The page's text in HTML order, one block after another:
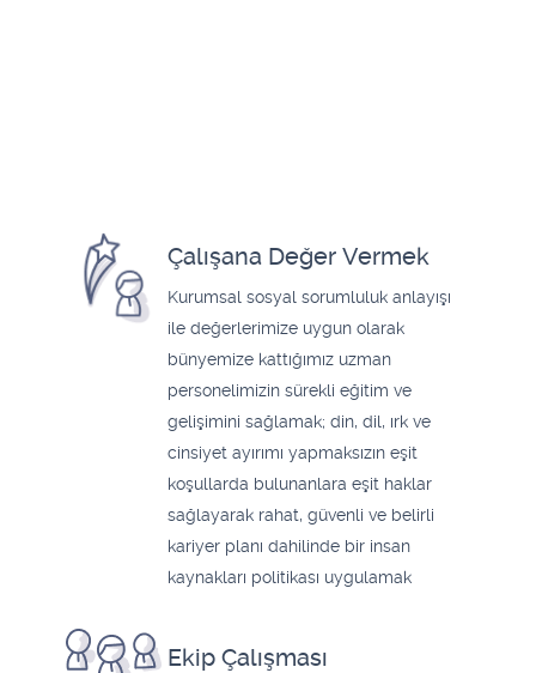
Çalışana Değer Vermek
Kurumsal sosyal sorumluluk anlayışı
ile değerlerimize uygun olarak
bünyemize kattığımız uzman
personelimizin sürekli eğitim ve
gelişimini sağlamak; din, dil, ırk ve
cinsiyet ayırımı yapmaksızın eşit
koşullarda bulunanlara eşit haklar
sağlayarak rahat, güvenli ve belirli
kariyer planı dahilinde bir insan
kaynakları politikası uygulamak
Ekip Çalışması